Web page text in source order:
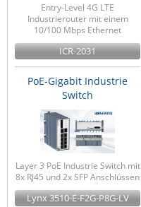
Entry-Level 4G LTE
Industrierouter mit einem
10/100 Mbps Ethernet
ICR-2031
PoE-Gigabit Industrie
Switch
Layer 3 PoE Industrie Switch mit
8x RJ45 und 2x SFP Anschlüssen
Lynx 3510-E-F2G-P8G-LV